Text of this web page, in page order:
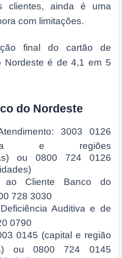
clientes, ainda é uma
com limitações.
final do cartão de
Nordeste é de 4,1 em 5
do Nordeste
3003 0126
e regiões
ou 0800 724 0126
ao Cliente Banco do
728 3030
Auditiva e de
0790
0145 (capital e região
ou 0800 724 0145